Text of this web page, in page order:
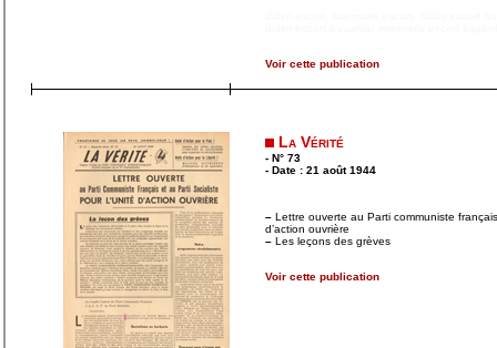
Voir cette publication
La Vérité
- N° 73
- Date : 21 août 1944
– Lettre ouverte au Parti communiste
d’action ouvrière
– Les leçons des grèves
Voir cette publication